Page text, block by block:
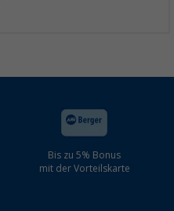
Bis zu 5% Bonus
mit der Vorteilskarte